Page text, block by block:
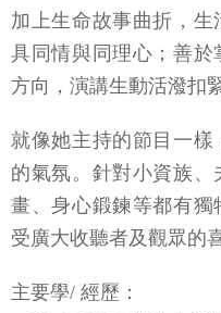
加上生命故事曲折，
具同情與同理心；善
方向，演講生動活潑扣
就像她主持的節目一
的氣氛。針對小資族
畫、身心鍛鍊等都有
受廣大收聽者及觀眾的
主要學/ 經歷：